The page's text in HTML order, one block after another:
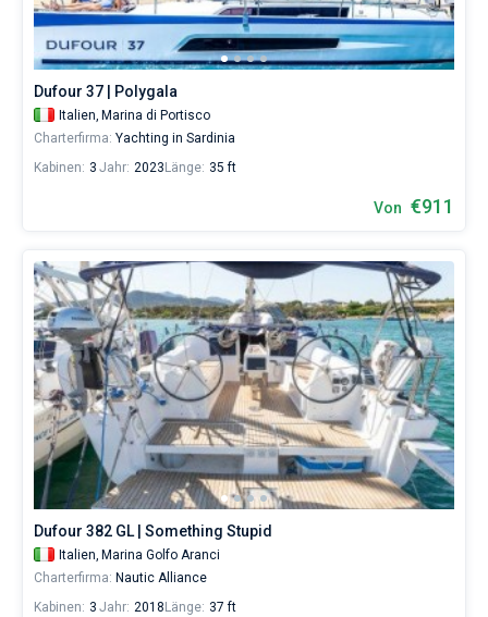
Dufour 37 | Polygala
Italien, Marina di Portisco
Charterfirma: Yachting in Sardinia
Kabinen: 3 Jahr: 2023 Länge: 35 ft
Von €911
Dufour 382 GL | Something Stupid
Italien, Marina Golfo Aranci
Charterfirma: Nautic Alliance
Kabinen: 3 Jahr: 2018 Länge: 37 ft